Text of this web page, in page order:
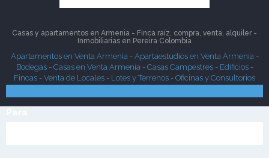
Casas y apartamentos en Armenia - Finca raíz, compra, venta, alquiler -
Inmobiliarias en Pereira Colombia
Apartamentos en Venta Armenia - Apartaestudios en Venta Armenia -
Bodegas- Casas en Venta Armenia - Casas Campestres- Edificios-
Fincas - Venta de Locales - Lotes y Terrenos - Oficinas y Consultorios